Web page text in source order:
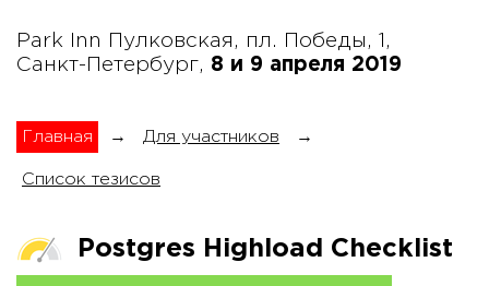
Park Inn Пулковская, пл. Победы, 1,
Санкт-Петербург, 8 и 9 апреля 2019
Главная → Для участников →
Список тезисов
Postgres Highload Checklist